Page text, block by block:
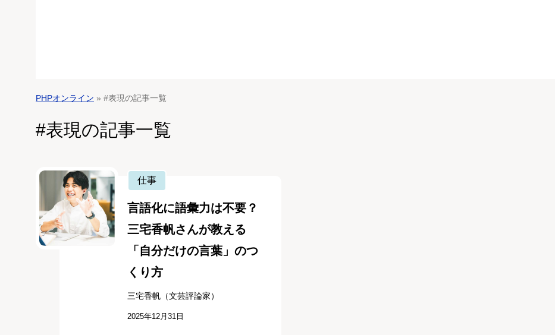
PHPオンライン » #表現の記事一覧
#表現の記事一覧
仕事
言語化に語彙力は不要？
三宅香帆さんが教える
「自分だけの言葉」のつ
くり方
三宅香帆（文芸評論家）
2025年12月31日